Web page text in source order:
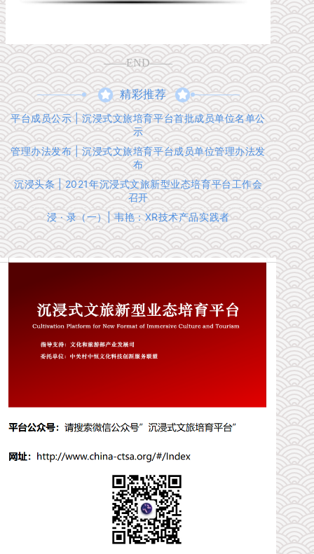
——END——
精彩推荐
平台成员公示 | 沉浸式文旅培育平台首批成员单位名单公
示
管理办法发布 | 沉浸式文旅培育平台成员单位管理办法发
布
沉浸头条 | 2021年沉浸式文旅新型业态培育平台工作会
召开
浸 · 录（一）| 韦艳：XR技术产品实践者